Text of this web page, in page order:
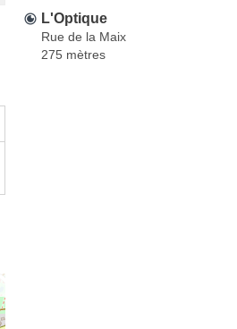
L'Optique
Rue de la Maix
275 mètres